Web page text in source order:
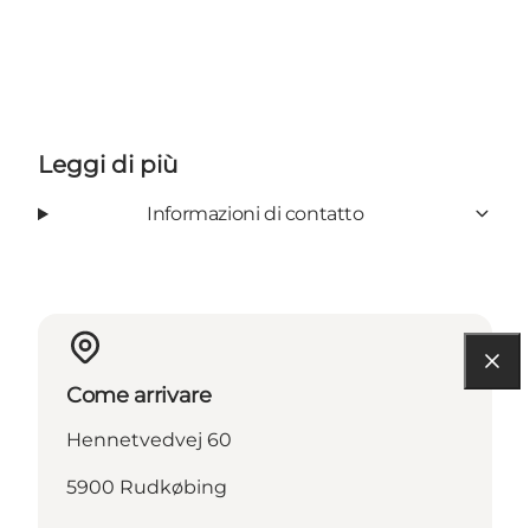
Leggi di più
Informazioni di contatto
Come arrivare
Hennetvedvej 60
5900 Rudkøbing